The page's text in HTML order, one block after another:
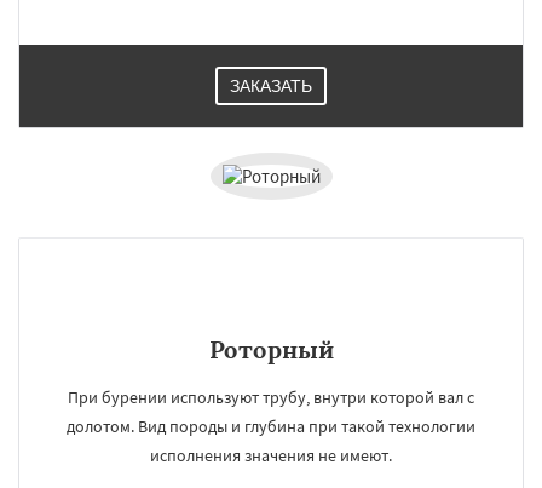
ЗАКАЗАТЬ
Роторный
При бурении используют трубу, внутри которой вал с
долотом. Вид породы и глубина при такой технологии
исполнения значения не имеют.